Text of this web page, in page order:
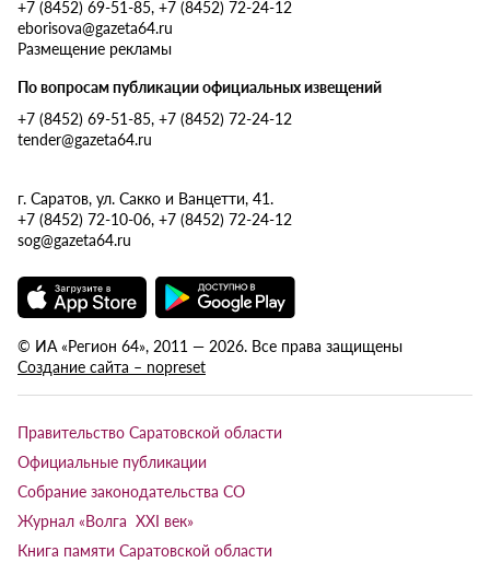
+7 (8452) 69-51-85, +7 (8452) 72-24-12
eborisova@gazeta64.ru
Размещение рекламы
По вопросам публикации официальных извещений
+7 (8452) 69-51-85, +7 (8452) 72-24-12
tender@gazeta64.ru
г. Саратов, ул. Сакко и Ванцетти, 41.
+7 (8452) 72-10-06, +7 (8452) 72-24-12
sog@gazeta64.ru
© ИА «Регион 64», 2011 — 2026. Все права защищены
Создание сайта – nopreset
Правительство Саратовской области
Официальные публикации
Собрание законодательства СО
Журнал «Волга XXI век»
Книга памяти Саратовской области